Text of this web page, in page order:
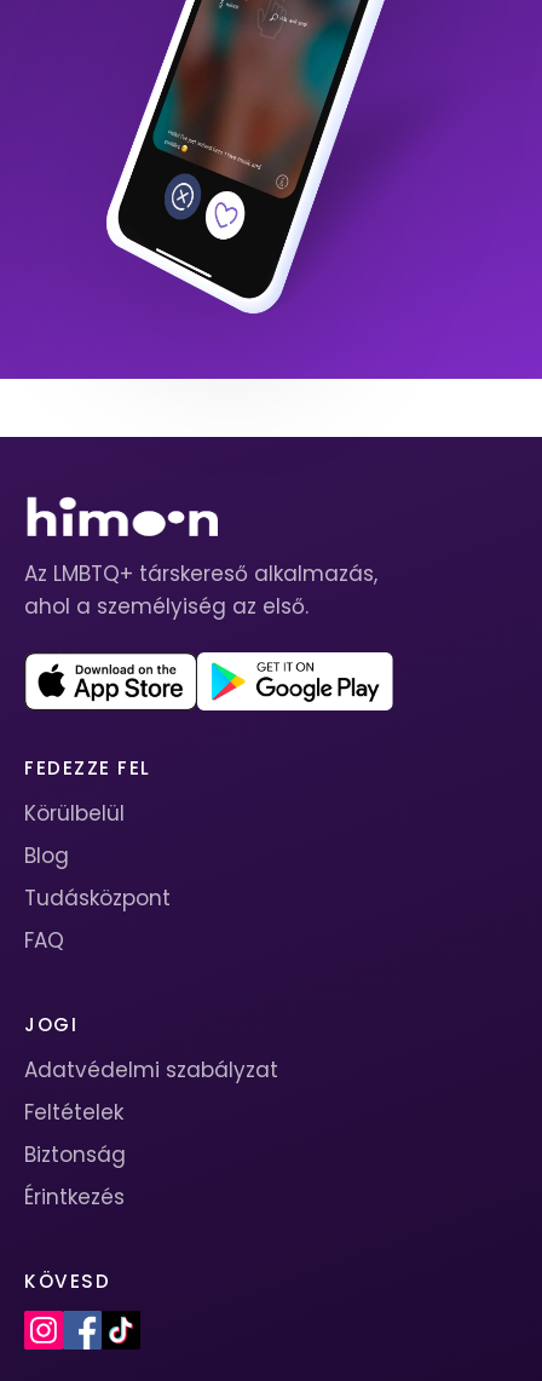
Az LMBTQ+ társkereső alkalmazás,
ahol a személyiség az első.
FEDEZZE FEL
Körülbelül
Blog
Tudásközpont
FAQ
JOGI
Adatvédelmi szabályzat
Feltételek
Biztonság
Érintkezés
KÖVESD